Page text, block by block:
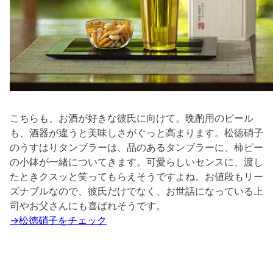
こちらも、お酒が好きな彼氏に向けて。晩酌用のビール
も、酒器が違うと美味しさがぐっと高まります。松徳硝子
のうすはりタンブラーは、品のあるタンブラーに、柿ピー
の小鉢が一緒についてきます。可愛らしいセンスに、渡し
たときクスッと笑ってもらえそうですよね。お値段もリー
ズナブルなので、彼氏だけでなく、お世話になっている上
司やお父さんにも喜ばれそうです。
→松徳硝子をチェック